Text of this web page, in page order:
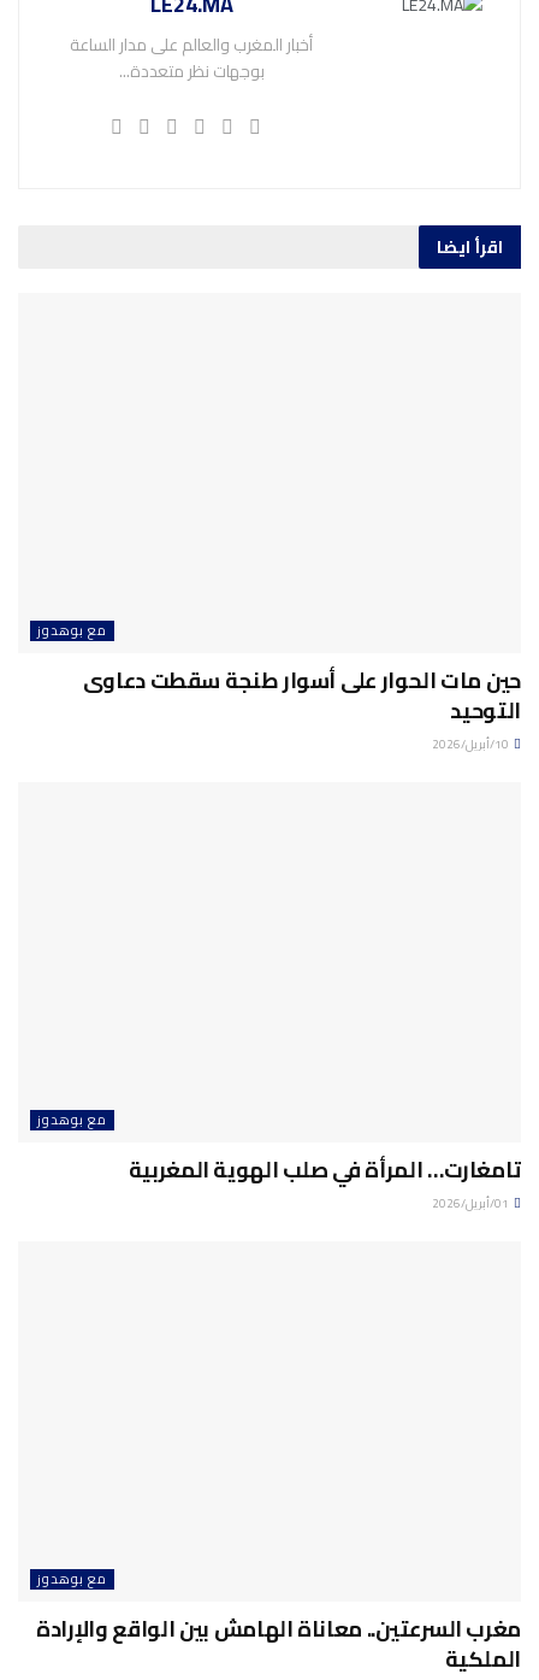
أخبار المغرب والعالم على مدار الساعة
بوجهات نظر متعددة...
اقرأ ايضا
مع بوهدوز
حين مات الحوار على أسوار طنجة سقطت دعاوى
التوحيد
مع بوهدوز
تامغارت… المرأة في صلب الهوية المغربية
مع بوهدوز
مغرب السرعتين.. معاناة الهامش بين الواقع والإرادة
الملكية